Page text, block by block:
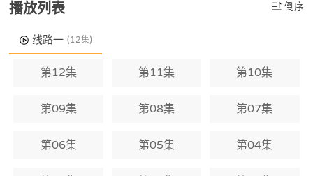
播放列表 倒序
线路一 (12集)
第12集 第11集 第10集
第09集 第08集 第07集
第06集 第05集 第04集